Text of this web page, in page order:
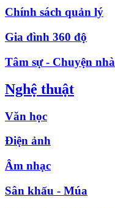
Chính sách quản lý
Gia đình 360 độ
Tâm sự - Chuyện nhà
Nghệ thuật
Văn học
Điện ảnh
Âm nhạc
Sân khấu - Múa